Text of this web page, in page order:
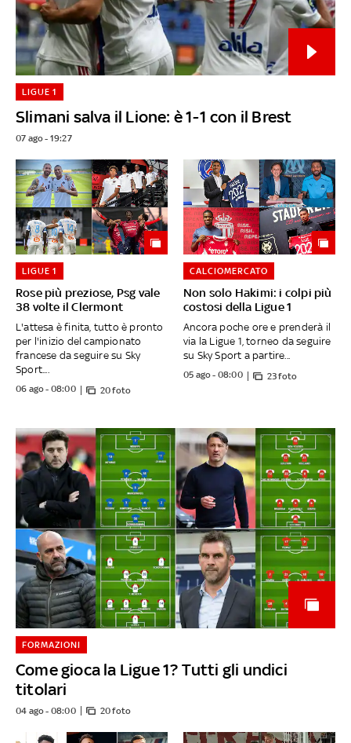
Slimani salva il Lione: è 1-1 con il Brest
LIGUE 1
07 ago - 19:27
Rose più preziose, Psg vale
38 volte il Clermont
LIGUE 1
L'attesa è finita, tutto è pronto
per l'inizio del campionato
francese da seguire su Sky
Sport....
06 ago - 08:00 20 foto
Non solo Hakimi: i colpi più
costosi della Ligue 1
CALCIOMERCATO
Ancora poche ore e prenderà il
via la Ligue 1, torneo da seguire
su Sky Sport a partire...
05 ago - 08:00 23 foto
Come gioca la Ligue 1? Tutti gli undici
titolari
FORMAZIONI
04 ago - 08:00 20 foto